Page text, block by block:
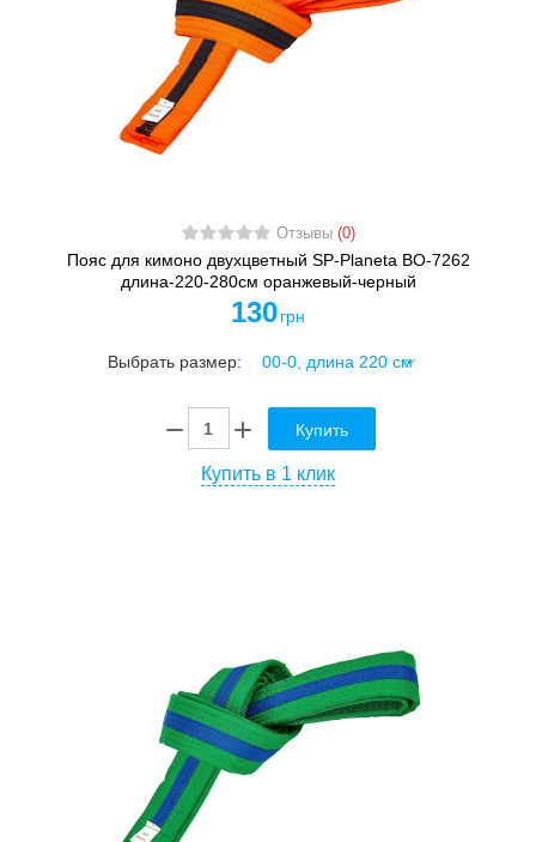
Отзывы (0)
Пояс для кимоно двухцветный SP-Planeta BO-7262
длина-220-280см оранжевый-черный
130 грн
Выбрать размер:
Купить
Купить в 1 клик